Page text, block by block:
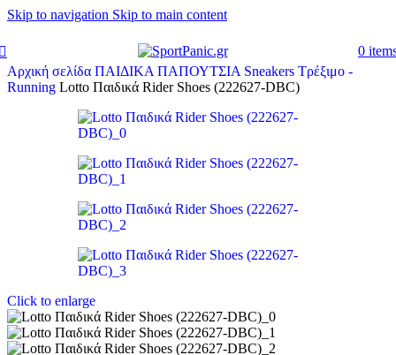
Skip to navigation Skip to main content
0
Αρχική σελίδα ΠΑΙΔΙΚΑ ΠΑΠΟΥΤΣΙΑ Sneakers Τρέξιμο -
Running Lotto Παιδικά Rider Shoes (222627-DBC)
Click to enlarge